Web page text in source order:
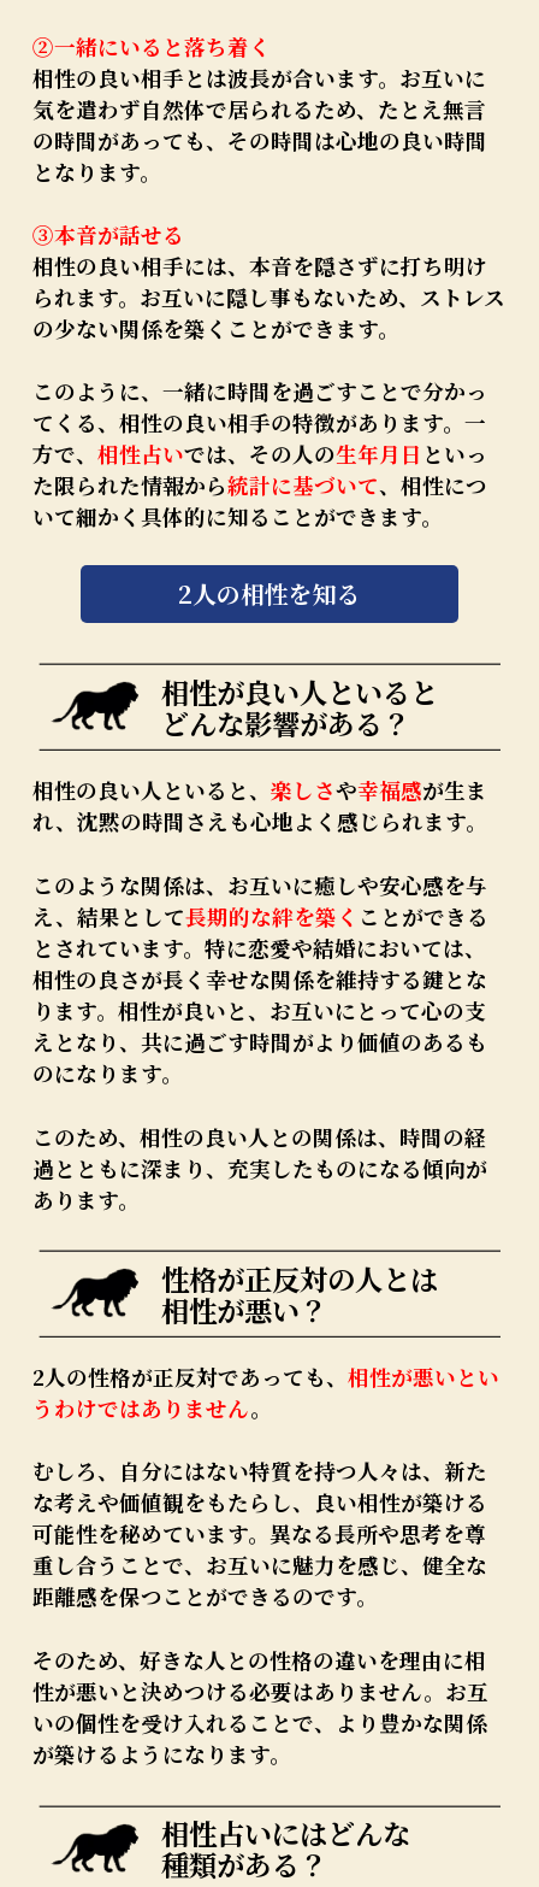
②一緒にいると落ち着く
相性の良い相手とは波長が合います。お互いに
気を遣わず自然体で居られるため、たとえ無言
の時間があっても、その時間は心地の良い時間
となります。
③本音が話せる
相性の良い相手には、本音を隠さずに打ち明け
られます。お互いに隠し事もないため、ストレス
の少ない関係を築くことができます。
このように、一緒に時間を過ごすことで分かっ
てくる、相性の良い相手の特徴があります。一
方で、 相性占いでは、その人の生年月日 といっ
た限られた情報から統計に基づいて、相性につ
いて細かく具体的に知ることができます。
2人の相性を知る
相性が良い人といると
どんな影響がある？
相性の良い人といると、 楽しさや幸福感が生ま
れ、沈黙の時間さえも心地よく感じられます。
このような関係は、お互いに癒しや安心感を与
え、結果として長期的な絆を築く ことができる
とされています。特に恋愛や結婚においては、
相性の良さが長く幸せな関係を維持する鍵とな
ります。相性が良いと、お互いにとって心の支
えとなり、共に過ごす時間がより価値のあるも
のになります。
このため、相性の良い人との関係は、時間の経
過とともに深まり、充実したものになる傾向が
あります。
性格が正反対の人とは
相性が悪い？
2人の性格が正反対であっても、 相性が悪いとい
うわけではありません。
むしろ、自分にはない特質を持つ人々は、新た
な考えや価値観をもたらし、良い相性が築ける
可能性を秘めています。異なる長所や思考を尊
重し合うことで、お互いに魅力を感じ、健全な
距離感を保つことができるのです。
そのため、好きな人との性格の違いを理由に相
性が悪いと決めつける必要はありません。お互
いの個性を受け入れることで、より豊かな関係
が築けるようになります。
相性占いにはどんな
種類がある？